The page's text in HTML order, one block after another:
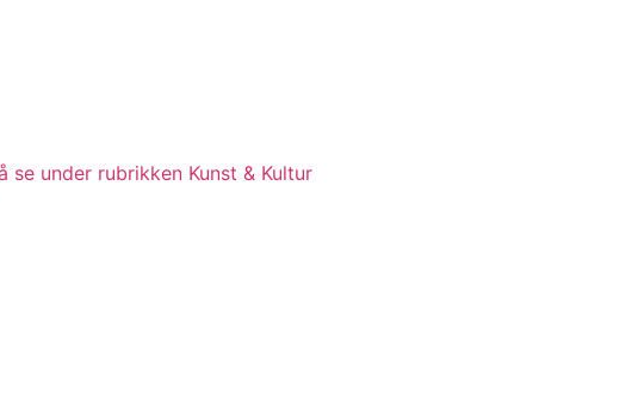
under rubrikken Kunst & Kultur